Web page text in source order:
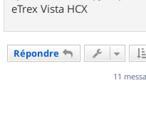
eTrex Vista HCX
Répondre
11